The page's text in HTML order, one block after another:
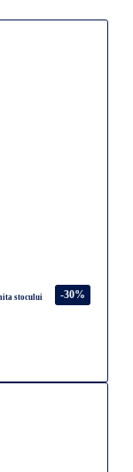
stocului
-30%